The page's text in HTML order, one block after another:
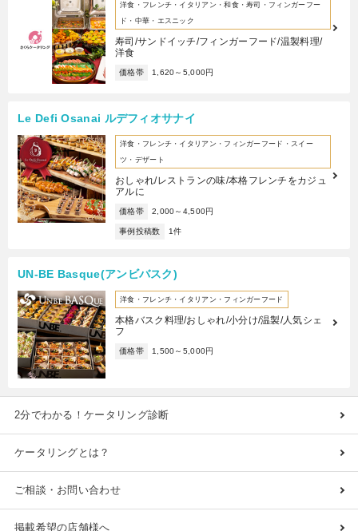
洋食・フレンチ・イタリアン・和食・寿司・フィンガーフー
ド・中華・エスニック
寿司/サンドイッチ/フィンガーフード/温製料理/
洋食
価格帯 1,620～5,000円
Le Defi Osanai ルデフィオサナイ
洋食・フレンチ・イタリアン・フィンガーフード・スイー
ツ・デザート
おしゃれ/レストランの味/本格フレンチをカジュ
アルに
価格帯 2,000～4,500円
事例投稿数 1件
UN-BE Basque(アンビバスク)
洋食・フレンチ・イタリアン・フィンガーフード
本格バスク料理/おしゃれ/小分け/温製/人気シェ
フ
価格帯 1,500～5,000円
2分でわかる！ケータリング診断
ケータリングとは？
ご相談・お問い合わせ
掲載希望の店舗様へ